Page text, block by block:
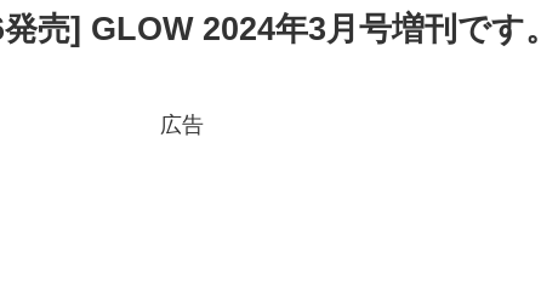
売] GLOW 2024年3月号増刊です。
広告